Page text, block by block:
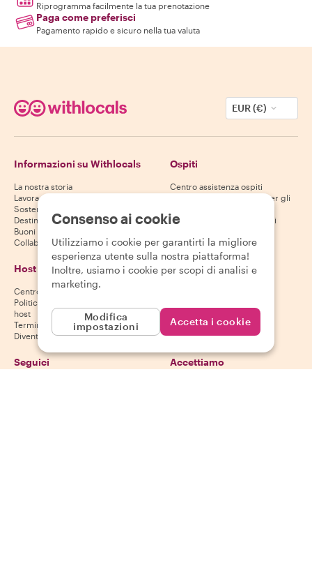
Riprogramma facilmente la tua prenotazione
Paga come preferisci
Pagamento rapido e sicuro nella tua valuta
EUR (€)
Informazioni su Withlocals
La nostra storia
Lavora con noi
Sostenibilità
Destinazioni
Buoni regalo
Collabora con noi
Ospiti
Centro assistenza ospiti
Politica di cancellazione per gli
Termini e condizioni per gli
Host
Centro assistenza host
Politica di cancellazione per gli
host
Termini e condizioni per gli host
Diventa un host
Scarica la nostra app
Seguici Accettiamo
Consenso ai cookie
Utilizziamo i cookie per garantirti la migliore
esperienza utente sulla nostra piattaforma!
Inoltre, usiamo i cookie per scopi di analisi e
marketing.
Modifica
impostazioni
Accetta i cookie